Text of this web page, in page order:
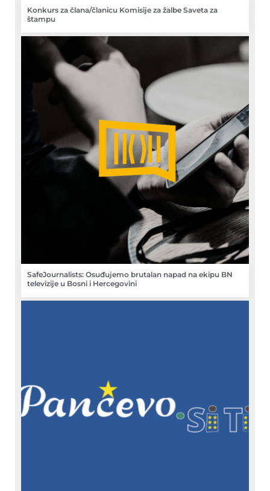
Konkurs za člana/članicu Komisije za žalbe Saveta za
štampu
SafeJournalists: Osuđujemo brutalan napad na ekipu BN
televizije u Bosni i Hercegovini